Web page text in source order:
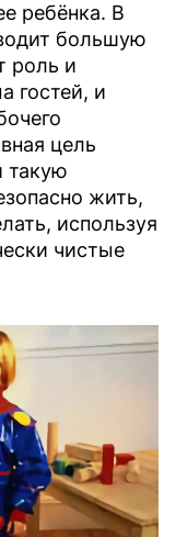
ребёнка. В
большую
роль и
гостей, и
цель
такую
жить,
используя
чистые